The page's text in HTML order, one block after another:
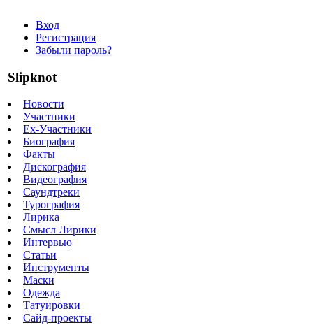
Вход
Регистрация
Забыли пароль?
Slipknot
Новости
Участники
Ex-Участники
Биография
Факты
Дискография
Видеография
Саундтреки
Турография
Лирика
Смысл Лирики
Интервью
Статьи
Инструменты
Маски
Одежда
Татуировки
Сайд-проекты